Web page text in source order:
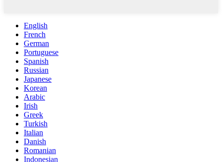
English
French
German
Portuguese
Spanish
Russian
Japanese
Korean
Arabic
Irish
Greek
Turkish
Italian
Danish
Romanian
Indonesian